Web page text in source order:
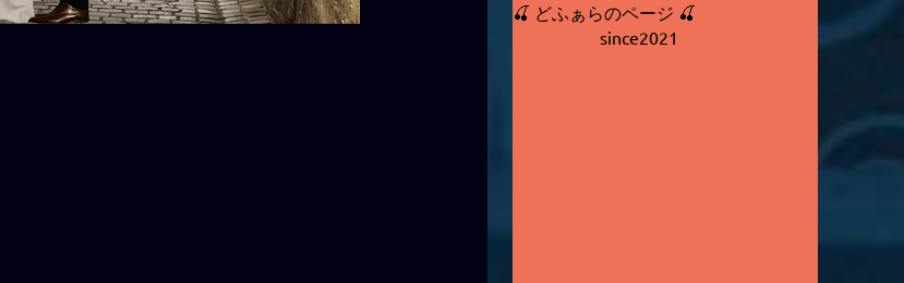
🍒 どふぁらのページ 🍒
since2021